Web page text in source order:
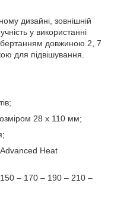
дизайні, зовнішній
у використанні
довжиною 2, 7
для підвішування.
28 x 110 мм;
Advanced Heat
– 170 – 190 – 210 –